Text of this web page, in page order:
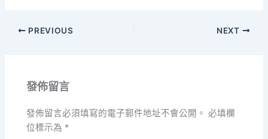
PREVIOUS NEXT
發佈留言
發佈留言必須填寫的電子郵件地址不會公開。 必填欄
位標示為 *